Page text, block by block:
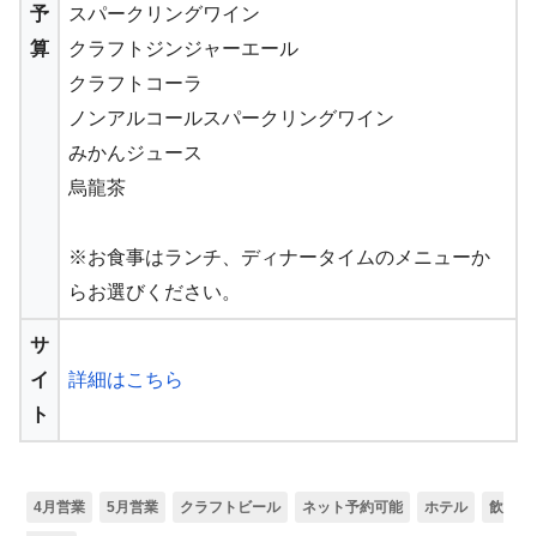
予
算
スパークリングワイン
クラフトジンジャーエール
クラフトコーラ
ノンアルコールスパークリングワイン
みかんジュース
烏龍茶
※お食事はランチ、ディナータイムのメニューか
らお選びください。
サ
イ
ト
詳細はこちら
4月営業 5月営業 クラフトビール ネット予約可能 ホテル 飲